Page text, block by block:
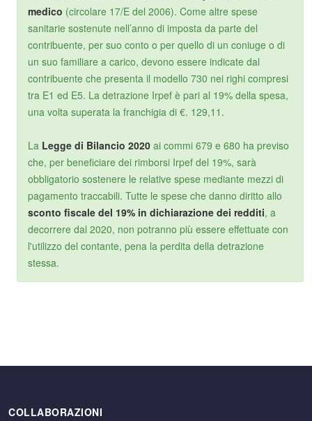
medico (circolare 17/E del 2006). Come altre spese
sanitarie sostenute nell’anno di imposta da parte del
contribuente, per suo conto o per quello di un coniuge o di
un suo familiare a carico, devono essere indicate dal
contribuente che presenta il modello 730 nei righi compresi
tra E1 ed E5. La detrazione Irpef è pari al 19% della spesa,
una volta superata la franchigia di €. 129,11.
La Legge di Bilancio 2020 ai commi 679 e 680 ha previso
che, per beneficiare dei rimborsi Irpef del 19%, sarà
obbligatorio sostenere le relative spese mediante mezzi di
pagamento traccabili. Tutte le spese che danno diritto allo
sconto fiscale del 19% in dichiarazione dei redditi, a
decorrere dal 2020, non potranno più essere effettuate con
l'utilizzo del contante, pena la perdita della detrazione
stessa.
COLLABORAZIONI